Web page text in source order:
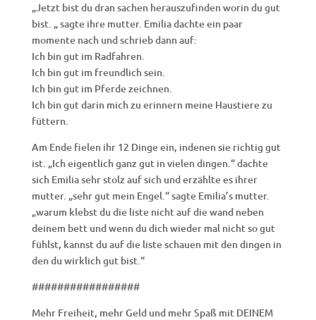
„Jetzt bist du dran sachen herauszufinden worin du gut
bist. „ sagte ihre mutter. Emilia dachte ein paar
momente nach und schrieb dann auf:
Ich bin gut im Radfahren.
Ich bin gut im freundlich sein.
Ich bin gut im Pferde zeichnen.
Ich bin gut darin mich zu erinnern meine Haustiere zu
füttern.
Am Ende fielen ihr 12 Dinge ein, indenen sie richtig gut
ist. „Ich eigentlich ganz gut in vielen dingen.“ dachte
sich Emilia sehr stolz auf sich und erzählte es ihrer
mutter. „sehr gut mein Engel.“ sagte Emilia’s mutter.
„warum klebst du die liste nicht auf die wand neben
deinem bett und wenn du dich wieder mal nicht so gut
fühlst, kannst du auf die liste schauen mit den dingen in
den du wirklich gut bist.“
#################
Mehr Freiheit, mehr Geld und mehr Spaß mit DEINEM